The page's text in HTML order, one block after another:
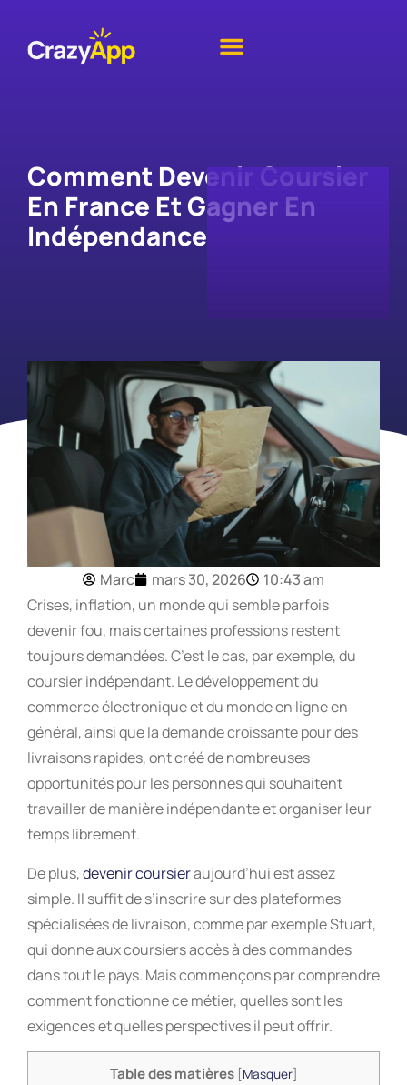
Comment Devenir Coursier
En France Et Gagner En
Indépendance
Marc mars 30, 2026
10:43 am
Crises, inflation, un monde qui semble parfois
devenir fou, mais certaines professions restent
toujours demandées. C’est le cas, par exemple, du
coursier indépendant. Le développement du
commerce électronique et du monde en ligne en
général, ainsi que la demande croissante pour des
livraisons rapides, ont créé de nombreuses
opportunités pour les personnes qui souhaitent
travailler de manière indépendante et organiser leur
temps librement.
De plus,devenir coursieraujourd’hui est assez
simple. Il suffit de s’inscrire sur des plateformes
spécialisées de livraison, comme par exemple Stuart,
qui donne aux coursiers accès à des commandes
dans tout le pays. Mais commençons par comprendre
comment fonctionne ce métier, quelles sont les
exigences et quelles perspectives il peut offrir.
Table des matières [Masquer]